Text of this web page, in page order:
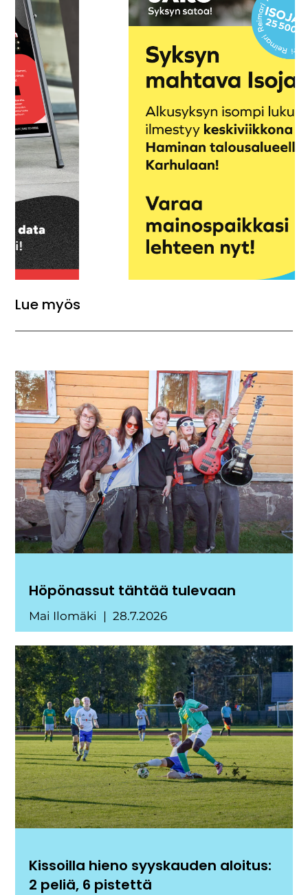
Lue myös
Höpönassut tähtää tulevaan
Mai Ilomäki 28.7.2026
Kissoilla hieno syyskauden aloitus:
2 peliä, 6 pistettä